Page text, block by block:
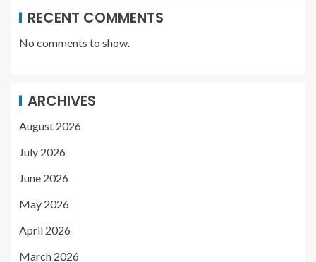
RECENT COMMENTS
No comments to show.
ARCHIVES
August 2026
July 2026
June 2026
May 2026
April 2026
March 2026